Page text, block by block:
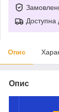
Доступна
Опис
Опис